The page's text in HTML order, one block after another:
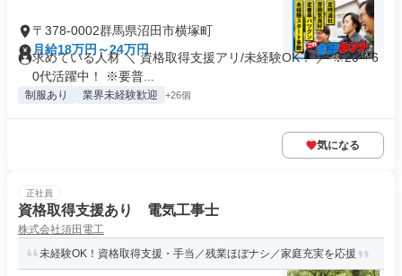
〒378-0002群馬県沼田市横塚町
月給18万円～24万円
求めている人材 ＼ 資格取得支援アリ/未経験OK！ ／ ※20～6
0代活躍中！ ※要普...
制服あり 業界未経験歓迎 +26個
気になる
正社員
資格取得支援あり 電気工事士
株式会社須田電工
未経験OK！資格取得支援・手当／残業ほぼナシ／家庭充実を応援